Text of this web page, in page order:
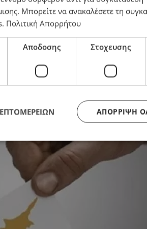
ψηφίζω» – Όλοι οι τρόποι για
. Μπορείτε να ανακαλέσετε τη
. Πολιτική Απορρήτου
Αποδοσης Στοχευσης
ΑΠΌΡΡΙΨΗ